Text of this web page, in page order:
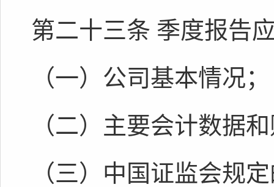
第二十三条 季度报告
（一）公司基本情况；
（二）主要会计数据
（三）中国证监会规